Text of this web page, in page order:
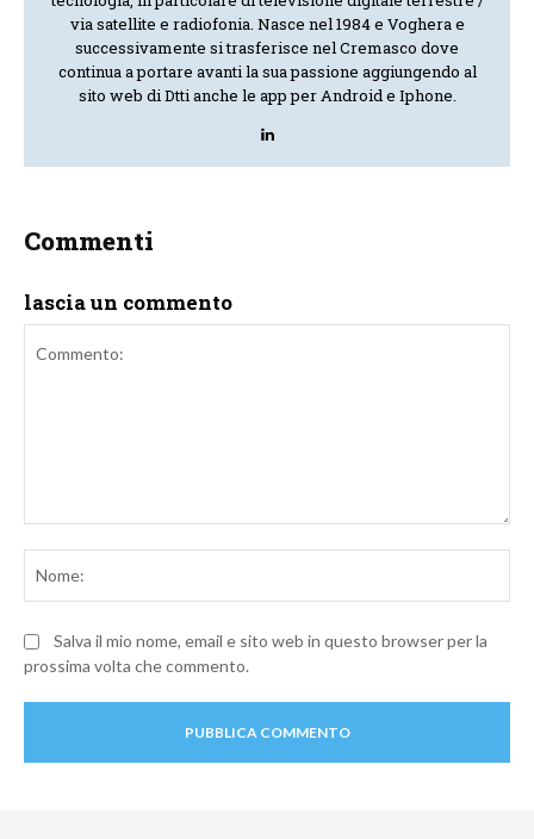
via satellite e radiofonia. Nasce nel 1984 e Voghera e
successivamente si trasferisce nel Cremasco dove
continua a portare avanti la sua passione aggiungendo al
sito web di Dtti anche le app per Android e Iphone.
Commenti
lascia un commento
Salva il mio nome, email e sito web in questo browser per la
prossima volta che commento.